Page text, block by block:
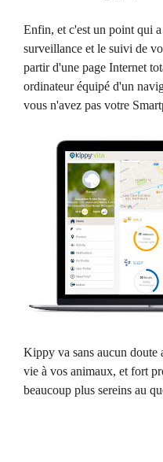
Enfin, et c'est un point qui
surveillance et le suivi de
partir d'une page Internet
ordinateur équipé d'un
vous n'avez pas votre
Kippy va sans aucun doute
vie à vos animaux, et fort
beaucoup plus sereins au